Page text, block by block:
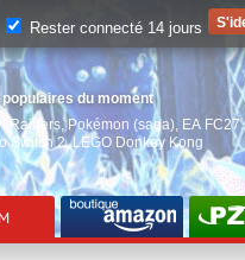
populaires du moment
Raiders, Pokémon (saga) EA FC27,
Switch 2,LEGO Donkey Kong
Rester connecté 14 jours